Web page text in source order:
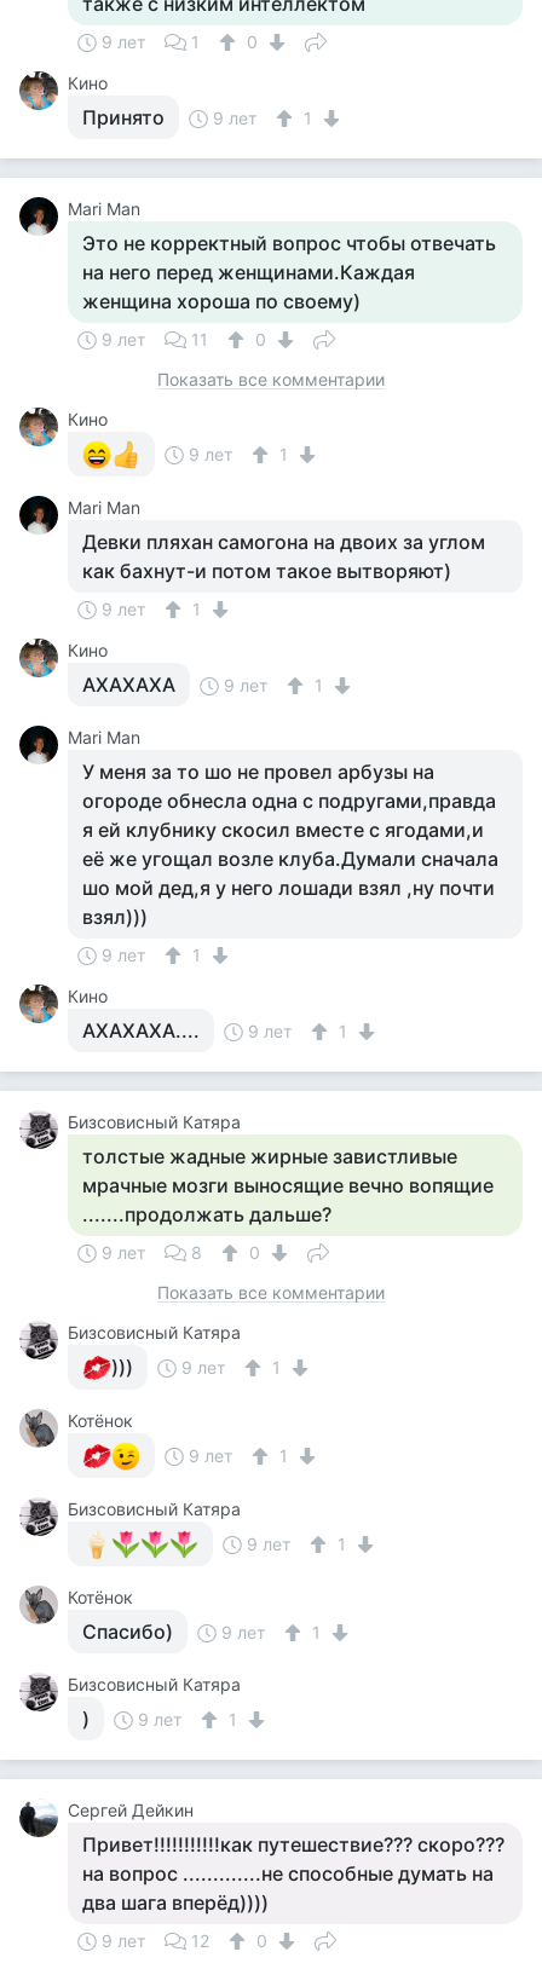
9 лет 1
0
Кино
Принято 9 лет 1
Mari Man
Это не корректный вопрос чтобы отвечать
на него перед женщинами.Каждая
женщина хороша по своему)
9 лет 11
0
Показать все комментарии
Кино
9 лет
1
Mari Man
Девки пляхан самогона на двоих за углом
как бахнут-и потом такое вытворяют)
9 лет
1
Кино
АХАХАХА 9 лет 1
Mari Man
У меня за то шо не провел арбузы на
огороде обнесла одна с подругами,правда
я ей клубнику скосил вместе с ягодами,и
её же угощал возле клуба.Думали сначала
шо мой дед,я у него лошади взял ,ну почти
взял)))
9 лет
1
Кино
АХАХАХА.... 9 лет 1
Бизсовисный Катяра
толстые жадные жирные завистливые
мрачные мозги выносящие вечно вопящие
.......продолжать дальше?
9 лет 8
0
Показать все комментарии
Бизсовисный Катяра
))) 9 лет 1
Котёнок
9 лет
1
Бизсовисный Катяра
9 лет
1
Котёнок
Спасибо) 9 лет 1
Бизсовисный Катяра
) 9 лет 1
Сергей Дейкин
Привет!!!!!!!!!!!как путешествие??? скоро???
на вопрос .............не способные думать на
два шага вперёд))))
9 лет 12
0